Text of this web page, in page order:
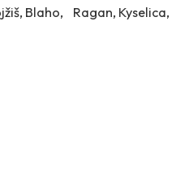
Blaho, Ragan, Kyselica,